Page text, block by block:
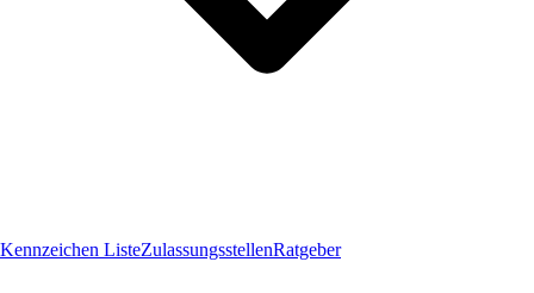
Kennzeichen ListeZulassungsstellenRatgeber